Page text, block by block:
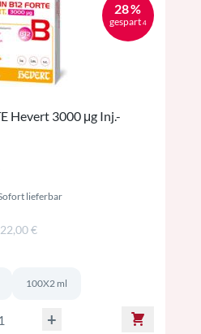
28 %
gespart 4
Hevert 3000 μg Inj.-
lieferbar
MwSt. ggf. zzgl. Versand
€
inkl. MwSt. ggf. zzgl. Versand
100X2 ml
+